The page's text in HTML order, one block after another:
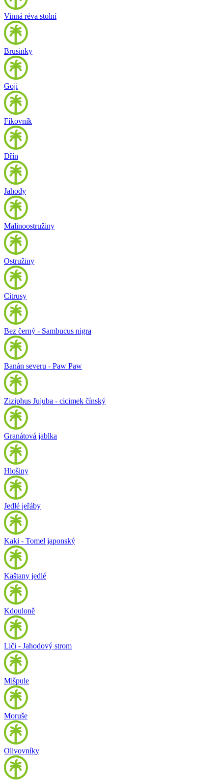
Vinná réva stolní
Brusinky
Goji
Fíkovník
Dřín
Jahody
Malinoostružiny
Ostružiny
Citrusy
Bez černý - Sambucus nigra
Banán severu - Paw Paw
Ziziphus Jujuba - cicimek čínský
Granátová jablka
Hlošiny
Jedlé jeřáby
Kaki - Tomel japonský
Kaštany jedlé
Kdouloně
Liči - Jahodový strom
Mišpule
Moruše
Olivovníky